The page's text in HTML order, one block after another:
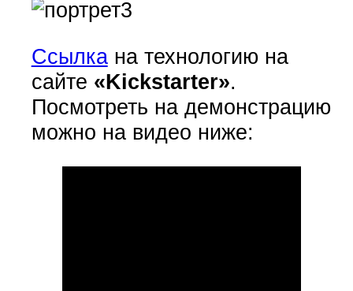
Ссылкана технологию на
сайте «Kickstarter».
Посмотреть на демонстрацию
можно на видео ниже: